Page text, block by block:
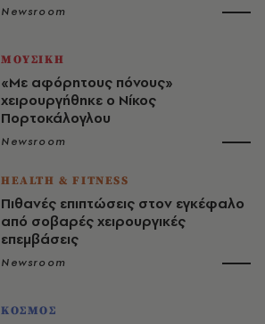
Newsroom
ΜΟΥΣΙΚΗ
«Με αφόρητους πόνους»
χειρουργήθηκε ο Νίκος
Πορτοκάλογλου
Newsroom
HEALTH & FITNESS
Πιθανές επιπτώσεις στον εγκέφαλο
από σοβαρές χειρουργικές
επεμβάσεις
Newsroom
ΚΟΣΜΟΣ